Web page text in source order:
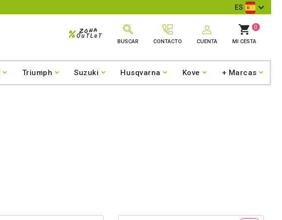
ES
Zona
%OuTLeT
BUSCAR CONTACTO CUENTA
0
MI CESTA
Triumph Suzuki Husqvarna Kove + Marcas